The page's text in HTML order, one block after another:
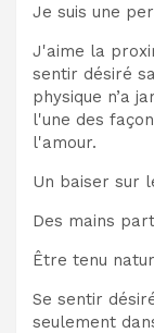
Je suis une
J'aime la
sentir désiré
physique n’a
l'une des
l'amour.
Un baiser sur
Des mains
Être tenu
Se sentir
seulement